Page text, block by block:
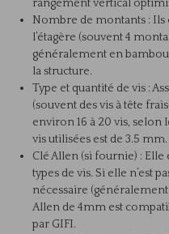
rangement vertical
Nombre de montants : Ils
l’étagère (souvent 4
généralement en
la structure.
Type et quantité de vis :
(souvent des vis à tête
environ 16 à 20 vis, selon
vis utilisées est de 3.5 mm.
Clé Allen (si fournie) :
types de vis. Si elle n’est
nécessaire
Allen de 4mm est
par GIFI.